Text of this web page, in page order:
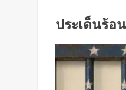
ประเด็นร้